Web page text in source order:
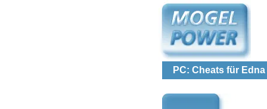
PC: Cheats für